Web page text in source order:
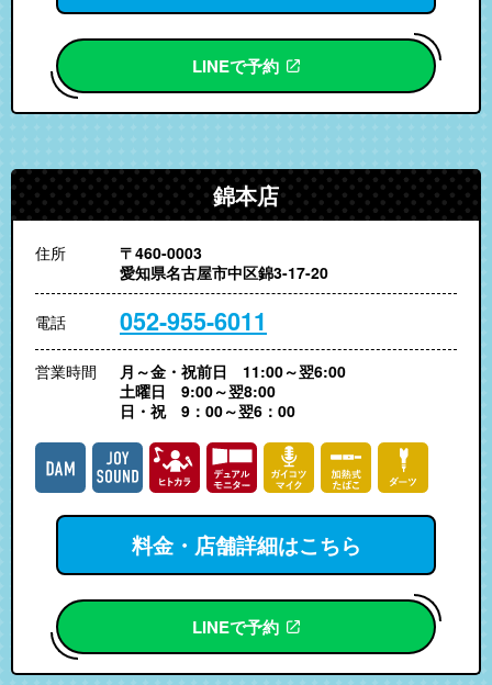
LINEで予約
錦本店
住所
〒460-0003
愛知県名古屋市中区錦3-17-20
電話 052-955-6011
営業時間
月～金・祝前日 11:00～翌6:00
土曜日 9:00～翌8:00
日・祝 9：00～翌6：00
料金・店舗詳細はこちら
LINEで予約